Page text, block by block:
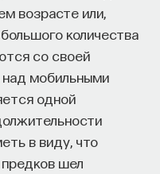
возрасте или,
количества
со своей
мобильными
одной
в виду, что
шел
материал?